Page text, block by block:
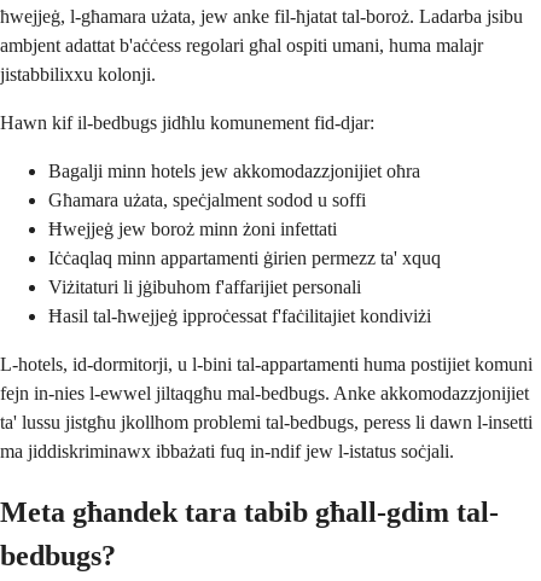
ħwejjeġ, l-għamara użata, jew anke fil-ħjatat tal-boroż. Ladarba jsibu
ambjent adattat b'aċċess regolari għal ospiti umani, huma malajr
jistabbilixxu kolonji.
Hawn kif il-bedbugs jidħlu komunement fid-djar:
Bagalji minn hotels jew akkomodazzjonijiet oħra
Għamara użata, speċjalment sodod u soffi
Ħwejjeġ jew boroż minn żoni infettati
Iċċaqlaq minn appartamenti ġirien permezz ta' xquq
Viżitaturi li jġibuhom f'affarijiet personali
Ħasil tal-ħwejjeġ ipproċessat f'faċilitajiet kondiviżi
L-hotels, id-dormitorji, u l-bini tal-appartamenti huma postijiet komuni
fejn in-nies l-ewwel jiltaqgħu mal-bedbugs. Anke akkomodazzjonijiet
ta' lussu jistgħu jkollhom problemi tal-bedbugs, peress li dawn l-insetti
ma jiddiskriminawx ibbażati fuq in-ndif jew l-istatus soċjali.
Meta għandek tara tabib għall-gdim tal-
bedbugs?